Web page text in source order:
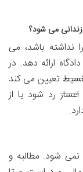
زندانی می شود؟
نداشته باشد، می
ارائه دهد. در
تعیین می کند
اعساررد شود یا از
نمی شود. مطالبه و